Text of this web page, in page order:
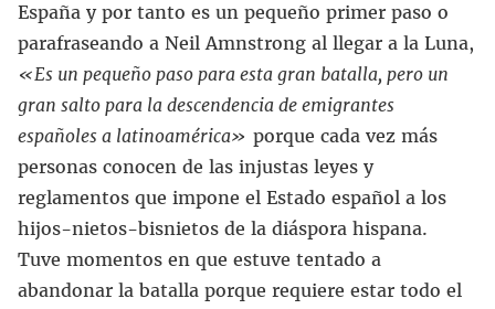
España y por tanto es un pequeño primer paso o
parafraseando a Neil Amnstrong al llegar a la Luna,
«Es un pequeño paso para esta gran batalla, pero un
gran salto para la descendencia de emigrantes
españoles a latinoamérica» porque cada vez más
personas conocen de las injustas leyes y
reglamentos que impone el Estado español a los
hijos-nietos-bisnietos de la diáspora hispana.
Tuve momentos en que estuve tentado a
abandonar la batalla porque requiere estar todo el